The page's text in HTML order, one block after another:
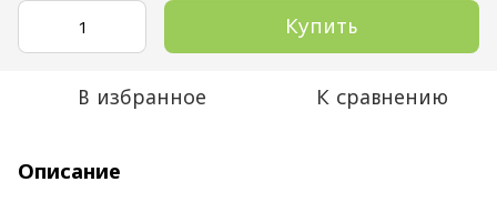
Купить
В избранное К сравнению
Описание